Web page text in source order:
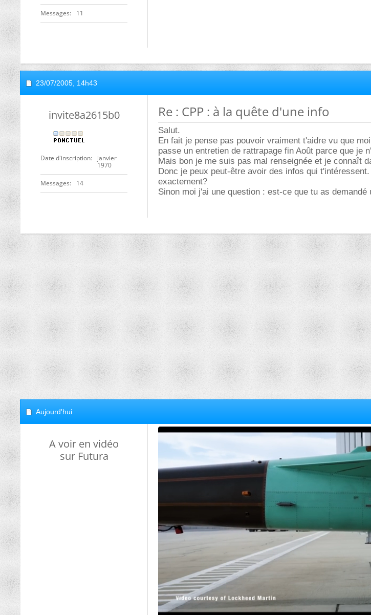
Messages 11
23/07/2005, 14h43
invite8a2615b0
Date d'inscription
janvier
1970
Messages 14
Re : CPP : à la quête d'une info
Salut.
En fait je pense pas pouvoir vraiment t'aidre vu que
passe un entretien de rattrapage fin Août parce que je
Mais bon je me suis pas mal renseignée et je connaît
Donc je peux peut-être avoir des infos qui
exactement?
Sinon moi j'ai une question : est-ce que tu as demandé
Aujourd'hui
A voir en vidéo
sur Futura